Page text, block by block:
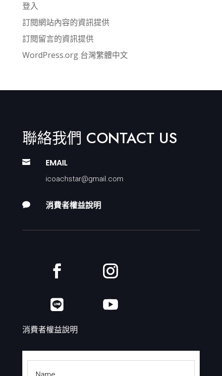
登入
訂閱網站內容的資訊提供
訂閱留言的資訊提供
WordPress.org 台灣繁體中文
聯絡我們 CONTACT US
 EMAIL
icoachstar@gmail.com
 消費者權益說明
消費者權益說明